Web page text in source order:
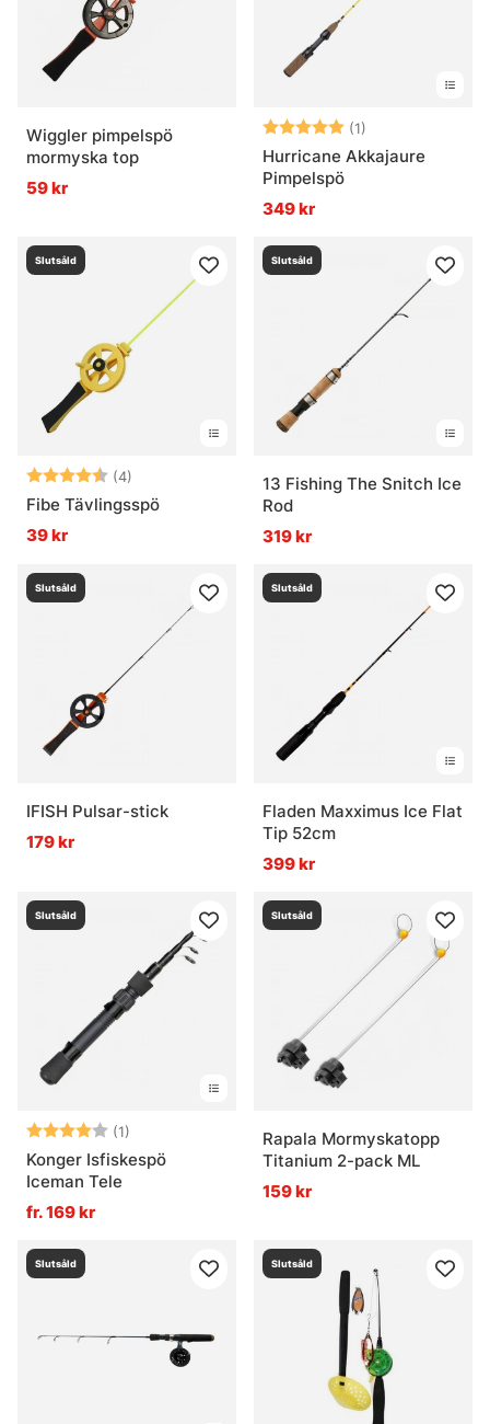
Wiggler pimpelspö
mormyska top
59 kr
Betyg: (1)
Hurricane Akkajaure
Pimpelspö
349 kr
Slutsåld
Betyg: (4)
4.5 utav 5 stjärnor
Fibe Tävlingsspö
39 kr
Slutsåld
13 Fishing The Snitch Ice
Rod
319 kr
Slutsåld
IFISH Pulsar-stick
179 kr
Slutsåld
Fladen Maxximus Ice Flat
Tip 52cm
399 kr
Slutsåld
Betyg: (1)
4.0 utav 5 stjärnor
Konger Isfiskespö
Iceman Tele
fr. 169 kr
Slutsåld
Rapala Mormyskatopp
Titanium 2-pack ML
159 kr
Slutsåld Slutsåld